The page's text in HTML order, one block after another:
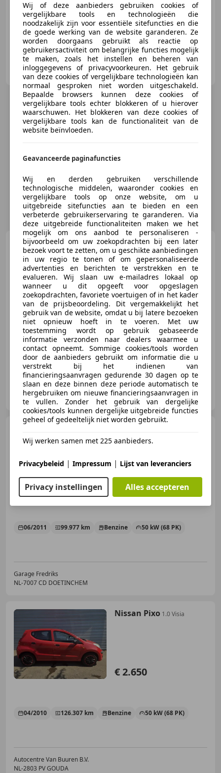
07/2010 77.106 km Benzine 50 kW (68 PK)
Autobedrijf Hornerheide
NL-6085 NH HORN
Nissan Pixo
1.0 Look NAP
35.446km, Airco,
Stuurbekrachtiging
€ 3.944
09/2010 35.446 km Benzine 50 kW (68 PK)
De Groot Exceptional Motor Cars B.V.
NL-3755 LC EEMNES
Airco |
€ 2.735
06/2011 99.977 km Benzine 50 kW (68 PK)
Garage Fredriks
NL-7007 CD DOETINCHEM
Nissan Pixo 1.0 Visia
€ 2.650
04/2010 126.307 km Benzine 50 kW (68 PK)
Autocentre Van Buuren B.V.
NL-2803 PV GOUDA
Wij of deze aanbieders gebruiken cookies of
vergelijkbare tools en technologieën die
noodzakelijk zijn voor essentiële sitefuncties en die
de goede werking van de website garanderen. Ze
worden doorgaans gebruikt als reactie op
gebruikersactiviteit om belangrijke functies mogelijk
te maken, zoals het instellen en beheren van
inloggegevens of privacyvoorkeuren. Het gebruik
van deze cookies of vergelijkbare technologieën kan
normaal gesproken niet worden uitgeschakeld.
Bepaalde browsers kunnen deze cookies of
vergelijkbare tools echter blokkeren of u hierover
waarschuwen. Het blokkeren van deze cookies of
vergelijkbare tools kan de functionaliteit van de
website beïnvloeden.
Geavanceerde paginafuncties
Wij en derden gebruiken verschillende
technologische middelen, waaronder cookies en
vergelijkbare tools op onze website, om u
uitgebreide sitefuncties aan te bieden en een
verbeterde gebruikerservaring te garanderen. Via
deze uitgebreide functionaliteiten maken we het
mogelijk om ons aanbod te personaliseren -
bijvoorbeeld om uw zoekopdrachten bij een later
bezoek voort te zetten, om u geschikte aanbiedingen
in uw regio te tonen of om gepersonaliseerde
advertenties en berichten te verstrekken en te
evalueren. Wij slaan uw e-mailadres lokaal op
wanneer u dit opgeeft voor opgeslagen
zoekopdrachten, favoriete voertuigen of in het kader
van de prijsbeoordeling. Dit vergemakkelijkt het
gebruik van de website, omdat u bij latere bezoeken
niet opnieuw hoeft in te voeren. Met uw
toestemming wordt op gebruik gebaseerde
informatie verzonden naar dealers waarmee u
contact opneemt. Sommige cookies/tools worden
door de aanbieders gebruikt om informatie die u
verstrekt bij het indienen van
financieringsaanvragen gedurende 30 dagen op te
slaan en deze binnen deze periode automatisch te
hergebruiken om nieuwe financieringsaanvragen in
te vullen. Zonder het gebruik van dergelijke
cookies/tools kunnen dergelijke uitgebreide functies
geheel of gedeeltelijk niet worden gebruikt.
Wij werken samen met 225 aanbieders.
Privacybeleid | Impressum | Lijst van leveranciers
Privacy instellingen Alles accepteren